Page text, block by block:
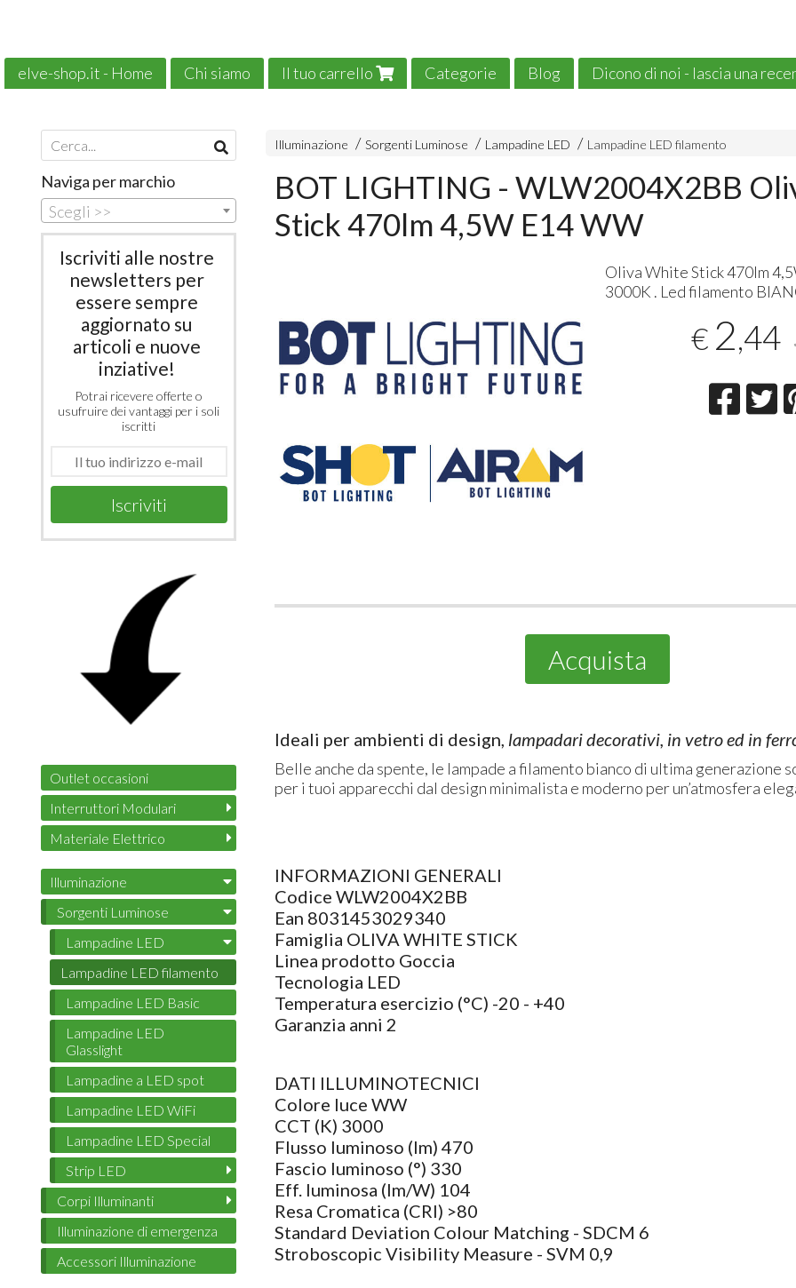
elve-shop.it - Home Chi siamo Il tuo carrello Categorie Blog Dicono di noi - lascia una
Illuminazione Sorgenti Luminose Lampadine LED Lampadine LED filamento
BOT LIGHTING - WLW2004X2BB
Stick 470lm 4,5W E14 WW
Oliva White Stick 470lm
3000K . Led filamento
€ 2,44
Acquista
Ideali per ambienti di design, lampadari decorativi, in vetro ed in
Belle anche da spente, le lampade a filamento bianco di ultima generazione
per i tuoi apparecchi dal design minimalista e moderno per un’atmosfera
INFORMAZIONI GENERALI
Codice WLW2004X2BB
Ean 8031453029340
Famiglia OLIVA WHITE STICK
Linea prodotto Goccia
Tecnologia LED
Temperatura esercizio (°C) -20 - +40
Garanzia anni 2
DATI ILLUMINOTECNICI
Colore luce WW
CCT (K) 3000
Flusso luminoso (lm) 470
Fascio luminoso (°) 330
Eff. luminosa (lm/W) 104
Resa Cromatica (CRI) >80
Standard Deviation Colour Matching - SDCM 6
Stroboscopic Visibility Measure - SVM 0,9
Naviga per marchio
Scegli >>
Iscriviti alle nostre
newsletters per
essere sempre
aggiornato su
articoli e nuove
inziative!
Potrai ricevere offerte o
usufruire dei vantaggi per i soli
iscritti
Iscriviti
Outlet occasioni
Interruttori Modulari
Materiale Elettrico
Illuminazione
Sorgenti Luminose
Lampadine LED
Lampadine LED filamento
Lampadine LED Basic
Lampadine LED
Glasslight
Lampadine a LED spot
Lampadine LED WiFi
Lampadine LED Special
Strip LED
Corpi Illuminanti
Illuminazione di emergenza
Accessori Illuminazione